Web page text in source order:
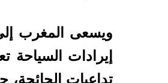
ويسعى المغرب
إيرادات